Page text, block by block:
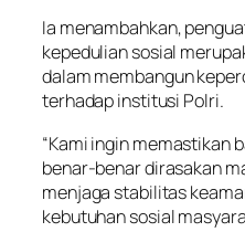
Ia menambahkan,
kepedulian sosial
dalam membangun
terhadap institusi Polri.
“Kami ingin memastikan
benar-benar dirasakan
menjaga stabilitas
kebutuhan sosial